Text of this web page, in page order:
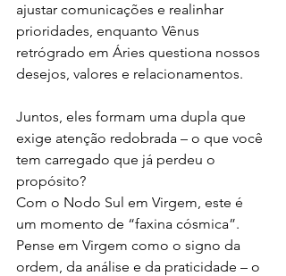
ajustar comunicações e realinhar
prioridades, enquanto Vênus
retrógrado em Áries questiona nossos
desejos, valores e relacionamentos.
Juntos, eles formam uma dupla que
exige atenção redobrada – o que você
tem carregado que já perdeu o
propósito?
Com o Nodo Sul em Virgem, este é
um momento de “faxina cósmica”.
Pense em Virgem como o signo da
ordem, da análise e da praticidade – o